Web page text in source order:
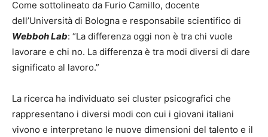
Come sottolineato da Furio Camillo, docente
dell’Università di Bologna e responsabile scientifico di
Webboh Lab: “La differenza oggi non è tra chi vuole
lavorare e chi no. La differenza è tra modi diversi di dare
significato al lavoro.”
La ricerca ha individuato sei cluster psicografici che
rappresentano i diversi modi con cui i giovani italiani
vivono e interpretano le nuove dimensioni del talento e il